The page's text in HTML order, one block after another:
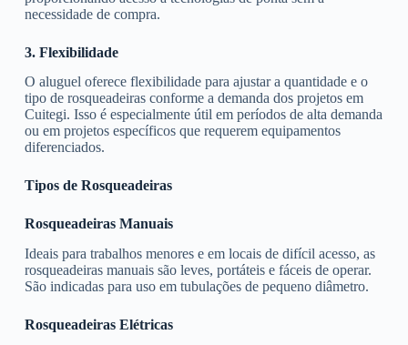
necessidade de compra.
3. Flexibilidade
O aluguel oferece flexibilidade para ajustar a quantidade e o
tipo de rosqueadeiras conforme a demanda dos projetos em
Cuitegi. Isso é especialmente útil em períodos de alta demanda
ou em projetos específicos que requerem equipamentos
diferenciados.
Tipos de Rosqueadeiras
Rosqueadeiras Manuais
Ideais para trabalhos menores e em locais de difícil acesso, as
rosqueadeiras manuais são leves, portáteis e fáceis de operar.
São indicadas para uso em tubulações de pequeno diâmetro.
Rosqueadeiras Elétricas